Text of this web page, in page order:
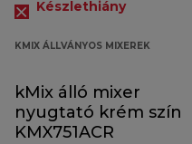
Készlethiány
KMIX ÁLLVÁNYOS MIXEREK
kMix álló mixer
nyugtató krém szín
KMX751ACR